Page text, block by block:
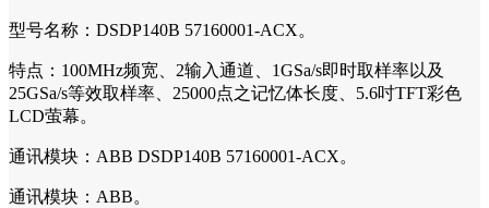
型号名称：DSDP140B 57160001-ACX。
特点：100MHz频宽、2输入通道、1GSa/s即时取样率以及
25GSa/s等效取样率、25000点之记忆体长度、5.6吋TFT彩色
LCD萤幕。
通讯模块：ABB DSDP140B 57160001-ACX。
通讯模块：ABB。